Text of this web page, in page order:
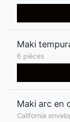
Maki
6 pièces
Maki arc en
California